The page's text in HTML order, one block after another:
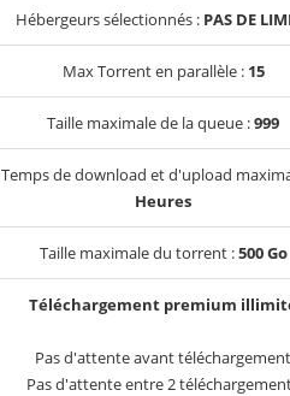
Hébergeurs sélectionnés : PAS DE
Max Torrent en parallèle : 15
Taille maximale de la queue :999
Temps de download et d'upload
Heures
Taille maximale du torrent :500 Go
Téléchargement premium
Pas d'attente avant téléchargement
Pas d'attente entre 2